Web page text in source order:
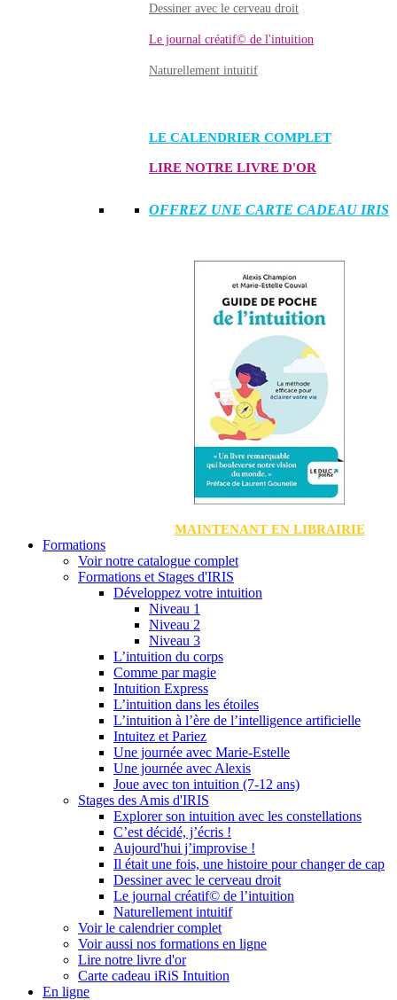
Dessiner avec le cerveau droit
Le journal créatif© de l'intuition
Naturellement intuitif
LE CALENDRIER COMPLET
LIRE NOTRE LIVRE D'OR
OFFREZ UNE CARTE CADEAU IRIS
MAINTENANT EN LIBRAIRIE
Formations
Voir notre catalogue complet
Formations et Stages d'IRIS
Développez votre intuition
Niveau 1
Niveau 2
Niveau 3
L’intuition du corps
Comme par magie
Intuition Express
L’intuition dans les étoiles
L’intuition à l’ère de l’intelligence artificielle
Intuitez et Pariez
Une journée avec Marie-Estelle
Une journée avec Alexis
Joue avec ton intuition (7-12 ans)
Stages des Amis d'IRIS
Explorer son intuition avec les constellations
C’est décidé, j’écris !
Aujourd'hui j’improvise !
Il était une fois, une histoire pour changer de cap
Dessiner avec le cerveau droit
Le journal créatif© de l’intuition
Naturellement intuitif
Voir le calendrier complet
Voir aussi nos formations en ligne
Lire notre livre d'or
Carte cadeau iRiS Intuition
En ligne